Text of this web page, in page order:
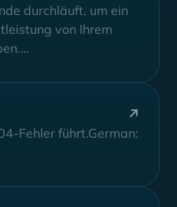
durchläuft, um ein
von Ihrem
Fehler führt.German: